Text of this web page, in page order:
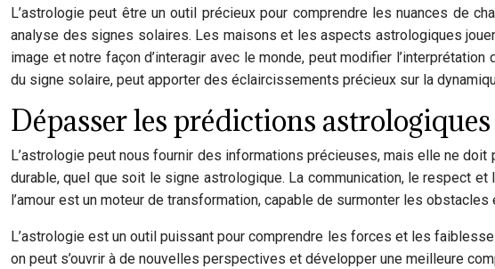
L’astrologie peut être un outil précieux pour comprendre les nuances de
analyse des signes solaires. Les maisons et les aspects astrologiques
image et notre façon d’interagir avec le monde, peut modifier
du signe solaire, peut apporter des éclaircissements précieux sur la
Dépasser les prédictions
L’astrologie peut nous fournir des informations précieuses, mais elle ne
durable, quel que soit le signe astrologique. La communication, le respect
l’amour est un moteur de transformation, capable de surmonter les
L’astrologie est un outil puissant pour comprendre les forces et les
on peut s’ouvrir à de nouvelles perspectives et développer une meilleure